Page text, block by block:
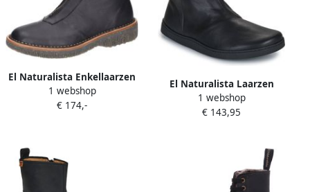
El Naturalista Enkellaarzen
1 webshop
€ 174,-
El Naturalista Laarzen
ORIGEN
1 webshop
€ 143,95